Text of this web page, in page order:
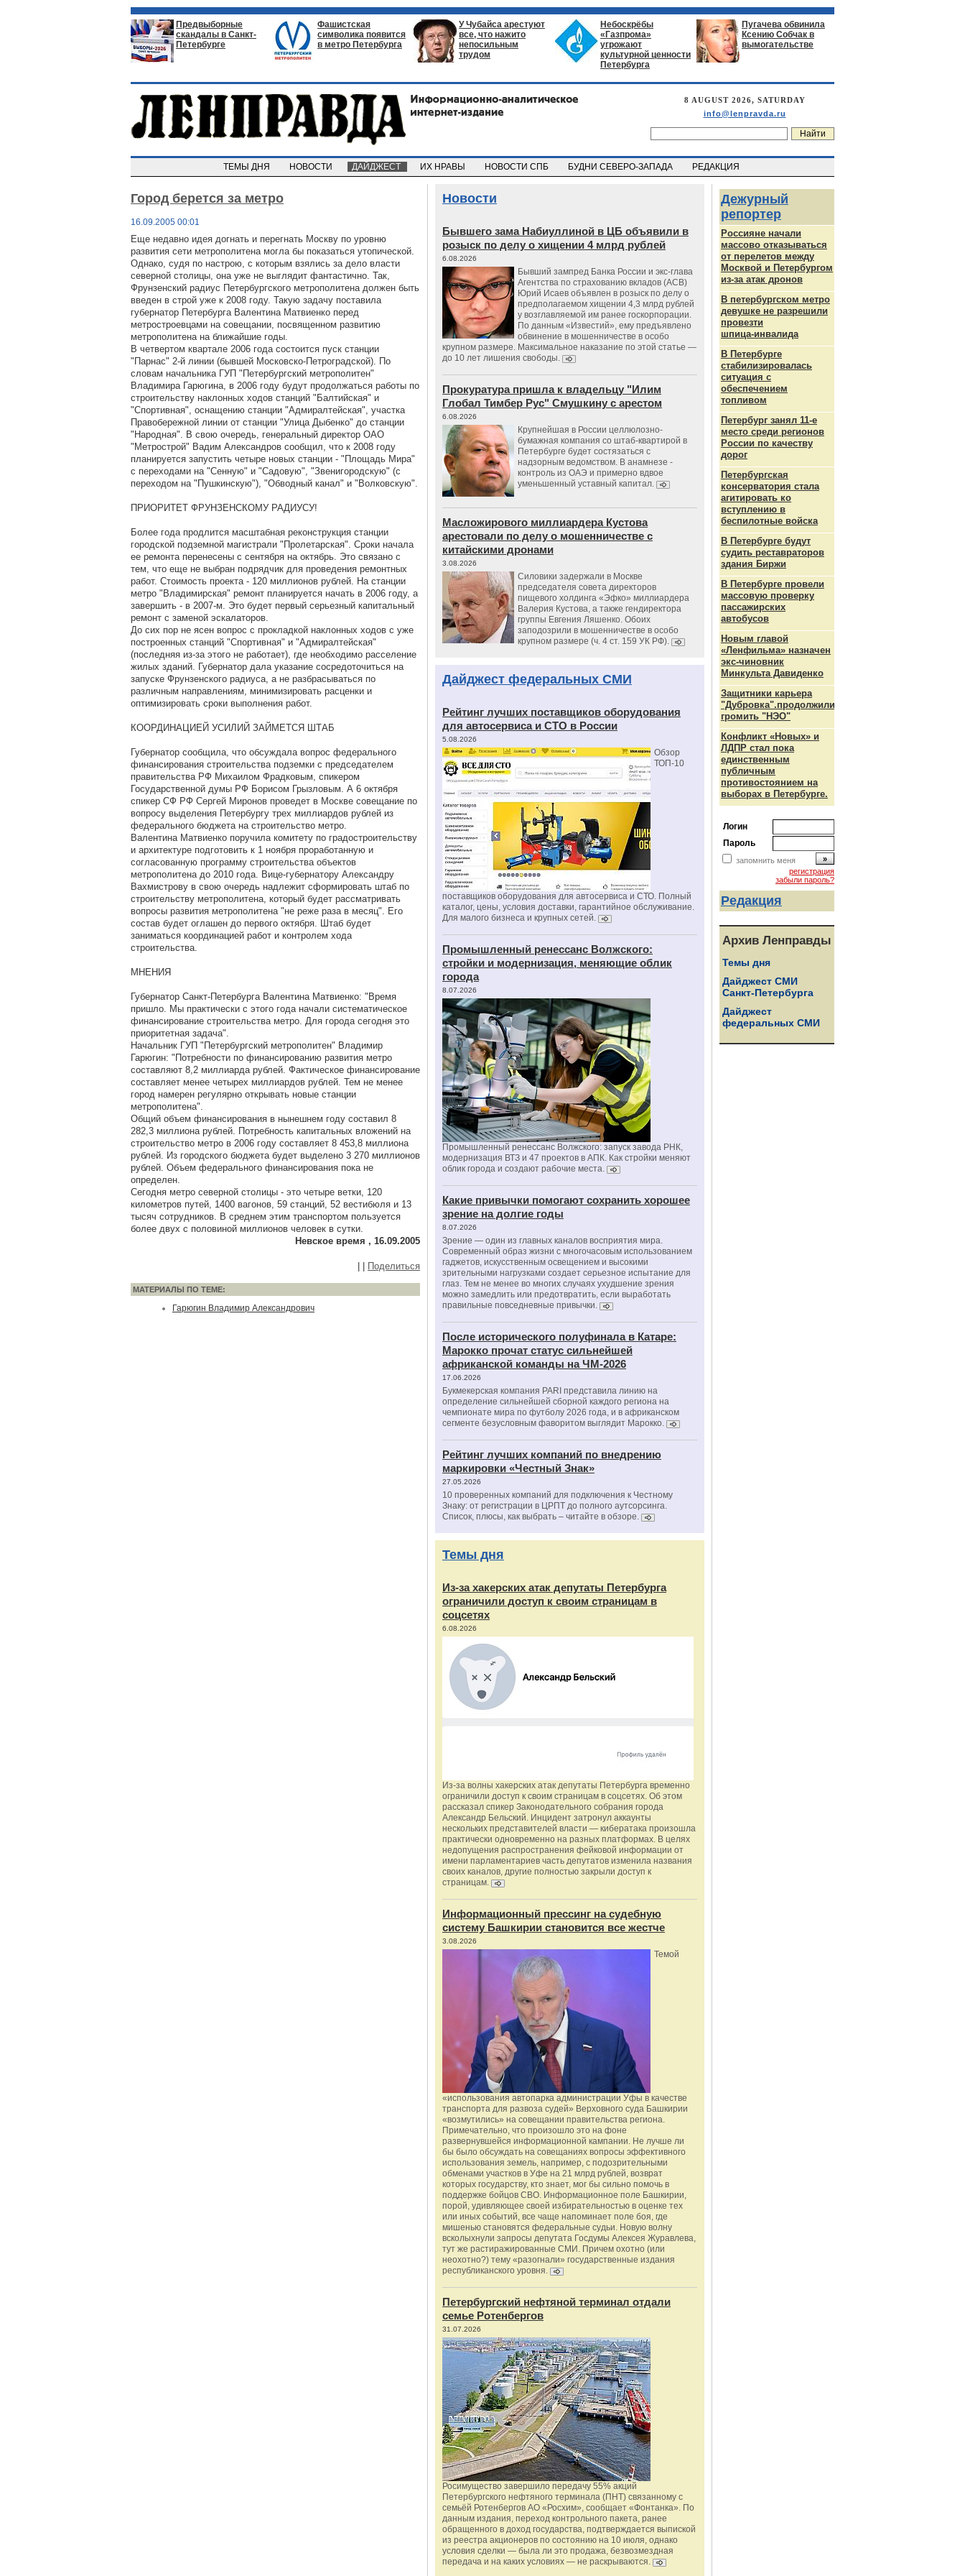
Предвыборные
скандалы в Санкт-
Петербурге
Фашистская
символика появится
в метро Петербурга
У Чубайса арестуют
все, что нажито
непосильным
трудом
Небоскрёбы
«Газпрома»
угрожают
культурной ценности
Петербурга
Пугачева обвинила
Ксению Собчак в
вымогательстве
8 AUGUST 2026, SATURDAY
info@lenpravda.ru
ТЕМЫ ДНЯ НОВОСТИ ДАЙДЖЕСТ ИХ НРАВЫ НОВОСТИ СПБ БУДНИ СЕВЕРО-ЗАПАДА РЕДАКЦИЯ
Город берется за метро
16.09.2005 00:01
Еще недавно идея догнать и перегнать Москву по уровню
развития сети метрополитена могла бы показаться утопической.
Однако, судя по настрою, с которым взялись за дело власти
северной столицы, она уже не выглядит фантастично. Так,
Фрунзенский радиус Петербургского метрополитена должен быть
введен в строй уже к 2008 году. Такую задачу поставила
губернатор Петербурга Валентина Матвиенко перед
метростроевцами на совещании, посвященном развитию
метрополитена на ближайшие годы.
В четвертом квартале 2006 года состоится пуск станции
"Парнас" 2-й линии (бывшей Московско-Петроградской). По
словам начальника ГУП "Петербургский метрополитен"
Владимира Гарюгина, в 2006 году будут продолжаться работы по
строительству наклонных ходов станций "Балтийская" и
"Спортивная", оснащению станции "Адмиралтейская", участка
Правобережной линии от станции "Улица Дыбенко" до станции
"Народная". В свою очередь, генеральный директор ОАО
"Метрострой" Вадим Александров сообщил, что к 2008 году
планируется запустить четыре новых станции - "Площадь Мира"
с переходами на "Сенную" и "Садовую", "Звенигородскую" (с
переходом на "Пушкинскую"), "Обводный канал" и "Волковскую".
ПРИОРИТЕТ ФРУНЗЕНСКОМУ РАДИУСУ!
Более года продлится масштабная реконструкция станции
городской подземной магистрали "Пролетарская". Сроки начала
ее ремонта перенесены с сентября на октябрь. Это связано с
тем, что еще не выбран подрядчик для проведения ремонтных
работ. Стоимость проекта - 120 миллионов рублей. На станции
метро "Владимирская" ремонт планируется начать в 2006 году, а
завершить - в 2007-м. Это будет первый серьезный капитальный
ремонт с заменой эскалаторов.
До сих пор не ясен вопрос с прокладкой наклонных ходов с уже
построенных станций "Спортивная" и "Адмиралтейская"
(последняя из-за этого не работает), где необходимо расселение
жилых зданий. Губернатор дала указание сосредоточиться на
запуске Фрунзенского радиуса, а не разбрасываться по
различным направлениям, минимизировать расценки и
оптимизировать сроки выполнения работ.
КООРДИНАЦИЕЙ УСИЛИЙ ЗАЙМЕТСЯ ШТАБ
Губернатор сообщила, что обсуждала вопрос федерального
финансирования строительства подземки с председателем
правительства РФ Михаилом Фрадковым, спикером
Государственной думы РФ Борисом Грызловым. А 6 октября
спикер СФ РФ Сергей Миронов проведет в Москве совещание по
вопросу выделения Петербургу трех миллиардов рублей из
федерального бюджета на строительство метро.
Валентина Матвиенко поручила комитету по градостроительству
и архитектуре подготовить к 1 ноября проработанную и
согласованную программу строительства объектов
метрополитена до 2010 года. Вице-губернатору Александру
Вахмистрову в свою очередь надлежит сформировать штаб по
строительству метрополитена, который будет рассматривать
вопросы развития метрополитена "не реже раза в месяц". Его
состав будет оглашен до первого октября. Штаб будет
заниматься координацией работ и контролем хода
строительства.
МНЕНИЯ
Губернатор Санкт-Петербурга Валентина Матвиенко: "Время
пришло. Мы практически с этого года начали систематическое
финансирование строительства метро. Для города сегодня это
приоритетная задача".
Начальник ГУП "Петербургский метрополитен" Владимир
Гарюгин: "Потребности по финансированию развития метро
составляют 8,2 миллиарда рублей. Фактическое финансирование
составляет менее четырех миллиардов рублей. Тем не менее
город намерен регулярно открывать новые станции
метрополитена".
Общий объем финансирования в нынешнем году составил 8
282,3 миллиона рублей. Потребность капитальных вложений на
строительство метро в 2006 году составляет 8 453,8 миллиона
рублей. Из городского бюджета будет выделено 3 270 миллионов
рублей. Объем федерального финансирования пока не
определен.
Сегодня метро северной столицы - это четыре ветки, 120
километров путей, 1400 вагонов, 59 станций, 52 вестибюля и 13
тысяч сотрудников. В среднем этим транспортом пользуется
более двух с половиной миллионов человек в сутки.
Невское время , 16.09.2005
Поделиться
МАТЕРИАЛЫ ПО ТЕМЕ:
Гарюгин Владимир Александрович
Новости
Бывшего зама Набиуллиной в ЦБ объявили в
розыск по делу о хищении 4 млрд рублей
6.08.2026
Бывший зампред Банка России и экс-глава
Агентства по страхованию вкладов (АСВ)
Юрий Исаев объявлен в розыск по делу о
предполагаемом хищении 4,3 млрд рублей
у возглавляемой им ранее госкорпорации.
По данным «Известий», ему предъявлено
обвинение в мошенничестве в особо
крупном размере. Максимальное наказание по этой статье —
до 10 лет лишения свободы.
Прокуратура пришла к владельцу "Илим
Глобал Тимбер Рус" Смушкину с арестом
6.08.2026
Крупнейшая в России целлюлозно-
бумажная компания со штаб-квартирой в
Петербурге будет состязаться с
надзорным ведомством. В анамнезе -
контроль из ОАЭ и примерно вдвое
уменьшенный уставный капитал.
Масложирового миллиардера Кустова
арестовали по делу о мошенничестве с
китайскими дронами
3.08.2026
Силовики задержали в Москве
председателя совета директоров
пищевого холдинга «Эфко» миллиардера
Валерия Кустова, а также гендиректора
группы Евгения Ляшенко. Обоих
заподозрили в мошенничестве в особо
крупном размере (ч. 4 ст. 159 УК РФ).
Дайджест федеральных СМИ
Рейтинг лучших поставщиков оборудования
для автосервиса и СТО в России
5.08.2026
Обзор
ТОП-10
поставщиков оборудования для автосервиса и СТО. Полный
каталог, цены, условия доставки, гарантийное обслуживание.
Для малого бизнеса и крупных сетей.
Промышленный ренессанс Волжского:
стройки и модернизация, меняющие облик
города
8.07.2026
Промышленный ренессанс Волжского: запуск завода РНК,
модернизация ВТЗ и 47 проектов в АПК. Как стройки меняют
облик города и создают рабочие места.
Какие привычки помогают сохранить хорошее
зрение на долгие годы
8.07.2026
Зрение — один из главных каналов восприятия мира.
Современный образ жизни с многочасовым использованием
гаджетов, искусственным освещением и высокими
зрительными нагрузками создает серьезное испытание для
глаз. Тем не менее во многих случаях ухудшение зрения
можно замедлить или предотвратить, если выработать
правильные повседневные привычки.
После исторического полуфинала в Катаре:
Марокко прочат статус сильнейшей
африканской команды на ЧМ-2026
17.06.2026
Букмекерская компания PARI представила линию на
определение сильнейшей сборной каждого региона на
чемпионате мира по футболу 2026 года, и в африканском
сегменте безусловным фаворитом выглядит Марокко.
Рейтинг лучших компаний по внедрению
маркировки «Честный Знак»
27.05.2026
10 проверенных компаний для подключения к Честному
Знаку: от регистрации в ЦРПТ до полного аутсорсинга.
Список, плюсы, как выбрать – читайте в обзоре.
Темы дня
Из‑за хакерских атак депутаты Петербурга
ограничили доступ к своим страницам в
соцсетях
6.08.2026
Из‑за волны хакерских атак депутаты Петербурга временно
ограничили доступ к своим страницам в соцсетях. Об этом
рассказал спикер Законодательного собрания города
Александр Бельский. Инцидент затронул аккаунты
нескольких представителей власти — кибератака произошла
практически одновременно на разных платформах. В целях
недопущения распространения фейковой информации от
имени парламентариев часть депутатов изменила названия
своих каналов, другие полностью закрыли доступ к
страницам.
Информационный прессинг на судебную
систему Башкирии становится все жестче
3.08.2026
Темой
«использования автопарка администрации Уфы в качестве
транспорта для развоза судей» Верховного суда Башкирии
«возмутились» на совещании правительства региона.
Примечательно, что произошло это на фоне
развернувшейся информационной кампании. Не лучше ли
бы было обсуждать на совещаниях вопросы эффективного
использования земель, например, с подозрительными
обменами участков в Уфе на 21 млрд рублей, возврат
которых государству, кто знает, мог бы сильно помочь в
поддержке бойцов СВО. Информационное поле Башкирии,
порой, удивляющее своей избирательностью в оценке тех
или иных событий, все чаще напоминает поле боя, где
мишенью становятся федеральные судьи. Новую волну
всколыхнули запросы депутата Госдумы Алексея Журавлева,
тут же растиражированные СМИ. Причем охотно (или
неохотно?) тему «разогнали» государственные издания
республиканского уровня.
Петербургский нефтяной терминал отдали
семье Ротенбергов
31.07.2026
Росимущество завершило передачу 55% акций
Петербургского нефтяного терминала (ПНТ) связанному с
семьёй Ротенбергов АО «Росхим», сообщает «Фонтанка». По
данным издания, переход контрольного пакета, ранее
обращенного в доход государства, подтверждается выпиской
из реестра акционеров по состоянию на 10 июля, однако
условия сделки — была ли это продажа, безвозмездная
передача и на каких условиях — не раскрываются.
Дежурный
репортер
Россияне начали
массово отказываться
от перелетов между
Москвой и Петербургом
из-за атак дронов
В петербургском метро
девушке не разрешили
провезти
шпица‑инвалида
В Петербурге
стабилизировалась
ситуация с
обеспечением
топливом
Петербург занял 11-е
место среди регионов
России по качеству
дорог
Петербургская
консерватория стала
агитировать ко
вступлению в
беспилотные войска
В Петербурге будут
судить реставраторов
здания Биржи
В Петербурге провели
массовую проверку
пассажирских
автобусов
Новым главой
«Ленфильма» назначен
экс-чиновник
Минкульта Давиденко
Защитники карьера
"Дубровка".продолжили
громить "НЭО"
Конфликт «Новых» и
ЛДПР стал пока
единственным
публичным
противостоянием на
выборах в Петербурге.
Логин
Пароль
запомнить меня
регистрация
забыли пароль?
Редакция
Архив Ленправды
Темы дня
Дайджест СМИ
Санкт-Петербурга
Дайджест
федеральных СМИ